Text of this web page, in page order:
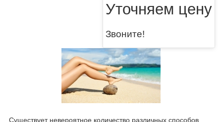
Уточняем цену
Звоните!
Существует невероятное количество различных способов